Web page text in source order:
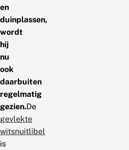
en
duinplassen,
wordt
hij
nu
ook
daarbuiten
regelmatig
gezien.De
gevlekte
witsnuitlibel
is